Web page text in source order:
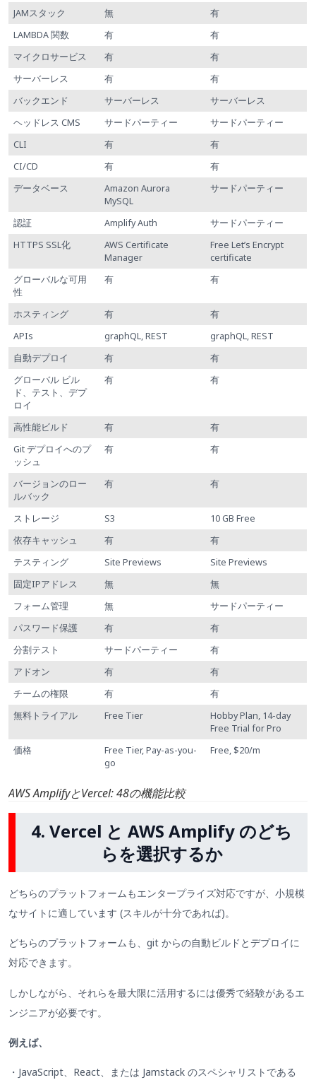
JAMスタック 無
有
LAMBDA 関数
有
有
マイクロサービス
有
有
サーバーレス
有
有
バックエンド
サーバーレス
サーバーレス
ヘッドレス CMS
サードパーティー
サードパーティー
CLI
有
有
CI/CD
有
有
データベース
Amazon Aurora
MySQL
サードパーティー
認証 Amplify Auth
サードパーティー
HTTPS SSL化
AWS Certificate
Manager
Free Let’s Encrypt
certificate
グローバルな可用
性
有 有
ホスティング 有
有
APIs
graphQL, REST
graphQL, REST
自動デプロイ
有
有
グローバル ビル
ド、テスト、デプ
ロイ
有 有
高性能ビルド 有
有
Git デプロイへのプ
ッシュ
有 有
バージョンのロー
ルバック
有 有
ストレージ S3
10 GB Free
依存キャッシュ
有
有
テスティング
Site Previews
Site Previews
固定IPアドレス
無
無
フォーム管理
無
サードパーティー
パスワード保護
有
有
分割テスト
サードパーティー
有
アドオン
有
有
チームの権限
有
有
無料トライアル
Free Tier
Hobby Plan, 14-day
Free Trial for Pro
価格
Free Tier, Pay-as-you-
go
Free, $20/m
AWS AmplifyとVercel: 48の機能比較
4. Vercel と AWS Amplify のどち
らを選択するか
どちらのプラットフォームもエンタープライズ対応ですが、小規模
なサイトに適しています (スキルが十分であれば)。
どちらのプラットフォームも、git からの自動ビルドとデプロイに
対応できます。
しかしながら、それらを最大限に活用するには優秀で経験があるエ
ンジニアが必要です。
例えば、
・JavaScript、React、または Jamstack のスペシャリストである